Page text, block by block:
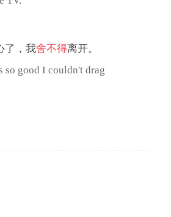
了，我舍不得离开。
so good I couldn't drag